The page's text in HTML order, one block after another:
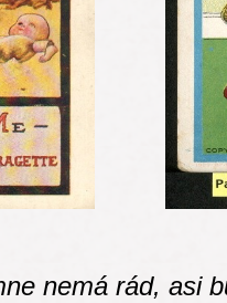
nemá rád, asi